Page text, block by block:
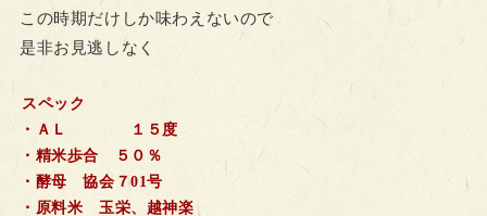
この時期だけしか味わえないので
是非お見逃しなく
スペック
・ＡＬ １５度
・精米歩合 ５０％
・酵母 協会７01号
・原料米 玉栄、越神楽